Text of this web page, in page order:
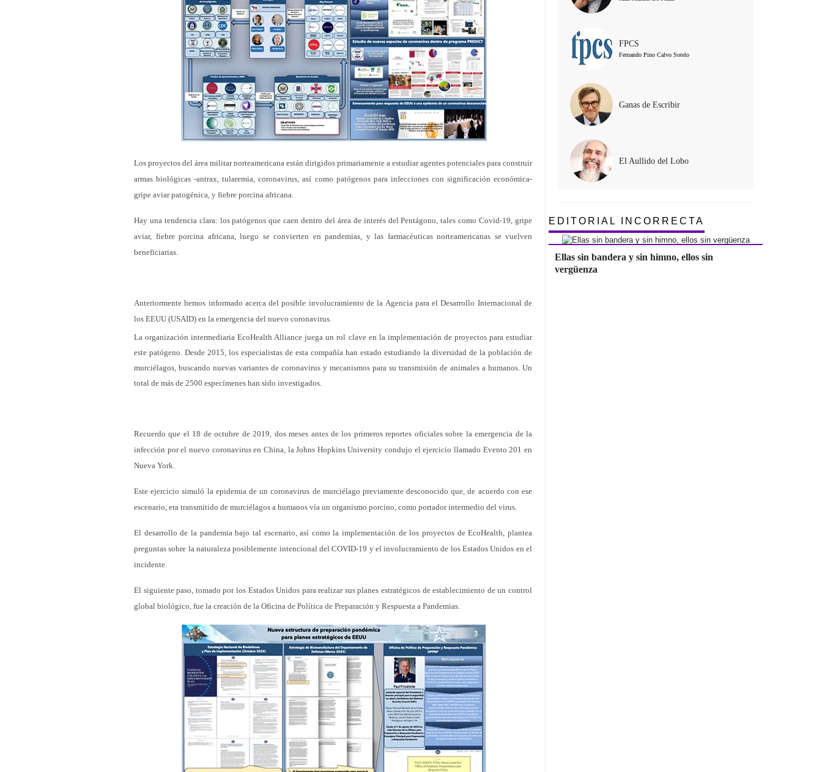
Los proyectos del área militar norteamericana están dirigidos primariamente a estudiar agentes potenciales para construir
armas biológicas -antrax, tularemia, coronavirus, así como patógenos para infecciones con significación económica-
gripe aviar patogénica, y fiebre porcina africana.
Hay una tendencia clara: los patógenos que caen dentro del área de interés del Pentágono, tales como Covid-19, gripe
aviar, fiebre porcina africana, luego se convierten en pandemias, y las farmacéuticas norteamericanas se vuelven
beneficiarias.
Anteriormente hemos informado acerca del posible involucramiento de la Agencia para el Desarrollo Internacional de
los EEUU (USAID) en la emergencia del nuevo coronavirus.
La organización intermediaria EcoHealth Alliance juega un rol clave en la implementación de proyectos para estudiar
este patógeno. Desde 2015, los especialistas de esta compañía han estado estudiando la diversidad de la población de
murciélagos, buscando nuevas variantes de coronavirus y mecanismos para su transmisión de animales a humanos. Un
total de más de 2500 especímenes han sido investigados.
Recuerdo que el 18 de octubre de 2019, dos meses antes de los primeros reportes oficiales sobre la emergencia de la
infección por el nuevo coronavirus en China, la Johns Hopkins University condujo el ejercicio llamado Evento 201 en
Nueva York.
Este ejercicio simuló la epidemia de un coronavirus de murciélago previamente desconocido que, de acuerdo con ese
escenario, era transmitido de murciélagos a humanos vía un organismo porcino, como portador intermedio del virus.
El desarrollo de la pandemia bajo tal escenario, así como la implementación de los proyectos de EcoHealth, plantea
preguntas sobre la naturaleza posiblemente intencional del COVID-19 y el involucramiento de los Estados Unidos en el
incidente.
El siguiente paso, tomado por los Estados Unidos para realizar sus planes estratégicos de establecimiento de un control
global biológico, fue la creación de la Oficina de Política de Preparación y Respuesta a Pandemias.
FPCS
Fernando Pino Calvo Sotelo
Ganas de Escribir
El Aullido del Lobo
EDITORIAL INCORRECTA
Ellas sin bandera y sin himno, ellos sin
vergüenza